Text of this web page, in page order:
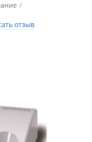
/
/
отзыв